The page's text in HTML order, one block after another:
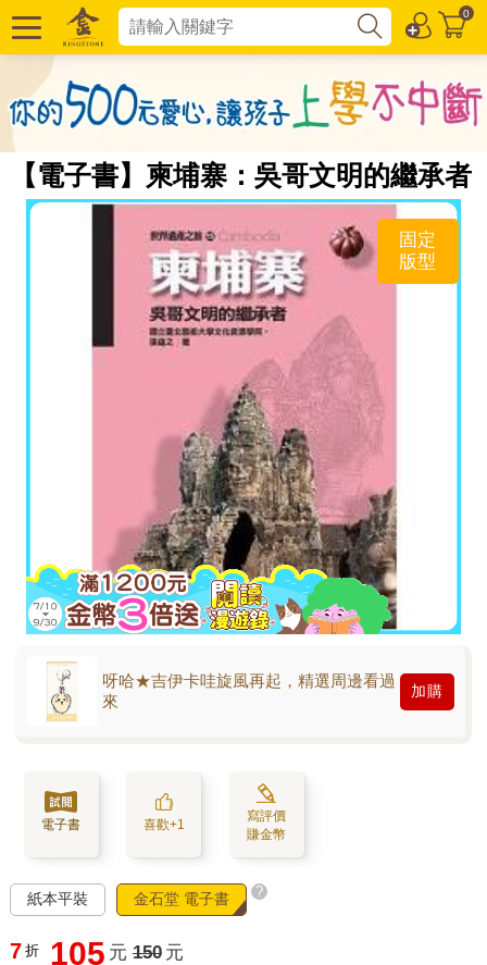
0
【電子書】柬埔寨：吳哥文明的繼承者
固定
版型
呀哈★吉伊卡哇旋風再起，精選周邊看過
來
加購
電子書 喜歡+1
寫評價
賺金幣
紙本平裝 金石堂 電子書 ?
7 折 105 元 150 元